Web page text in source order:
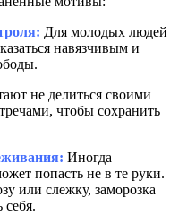
Для молодых людей
навязчивым и
не делиться своими
чтобы сохранить
Иногда
попасть не в те руки.
или слежку, заморозка
себя.